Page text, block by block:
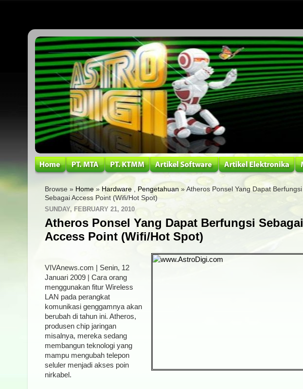
Browse » Home » Hardware Pengetahuan » Atheros Ponsel Yang Dapat Berfungsi
Sebagai Access Point (Wifi/Hot Spot)
SUNDAY, FEBRUARY 21, 2010
Atheros Ponsel Yang Dapat Berfungsi Sebagai
Access Point (Wifi/Hot Spot)
VIVAnews.com | Senin, 12
Januari 2009 | Cara orang
menggunakan fitur Wireless
LAN pada perangkat
komunikasi genggamnya akan
berubah di tahun ini. Atheros,
produsen chip jaringan
misalnya, mereka sedang
membangun teknologi yang
mampu mengubah telepon
seluler menjadi akses poin
nirkabel.